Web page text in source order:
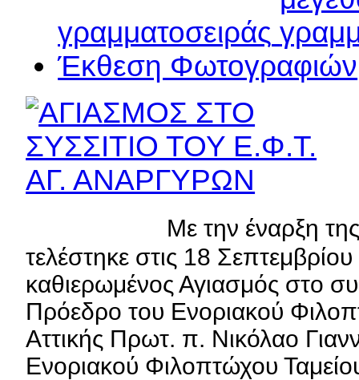
γραμματοσειράς
Έκθεση Φωτογραφιών
Με την έναρξη
τελέστηκε στις 18
καθιερωμένος Αγιασμός στο
Πρόεδρο του Ενοριακού
Αττικής Πρωτ. π. Νικόλαο
Ενοριακού Φιλοπτώχου